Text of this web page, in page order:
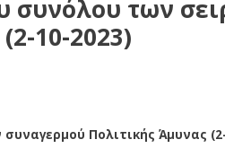
συνόλου των
10-2023)
Πολιτικής Άμυνας